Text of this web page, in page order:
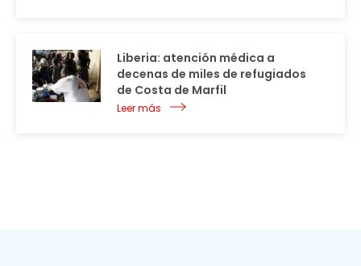
Liberia: atención médica a
decenas de miles de refugiados
de Costa de Marfil
Leer más